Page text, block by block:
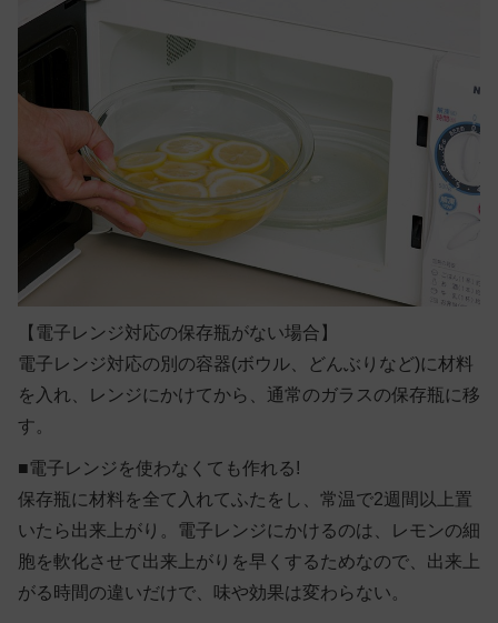
【電子レンジ対応の保存瓶がない場合】
電子レンジ対応の別の容器(ボウル、どんぶりなど)に材料
を入れ、レンジにかけてから、通常のガラスの保存瓶に移
す。
■電子レンジを使わなくても作れる!
保存瓶に材料を全て入れてふたをし、常温で2週間以上置
いたら出来上がり。電子レンジにかけるのは、レモンの細
胞を軟化させて出来上がりを早くするためなので、出来上
がる時間の違いだけで、味や効果は変わらない。